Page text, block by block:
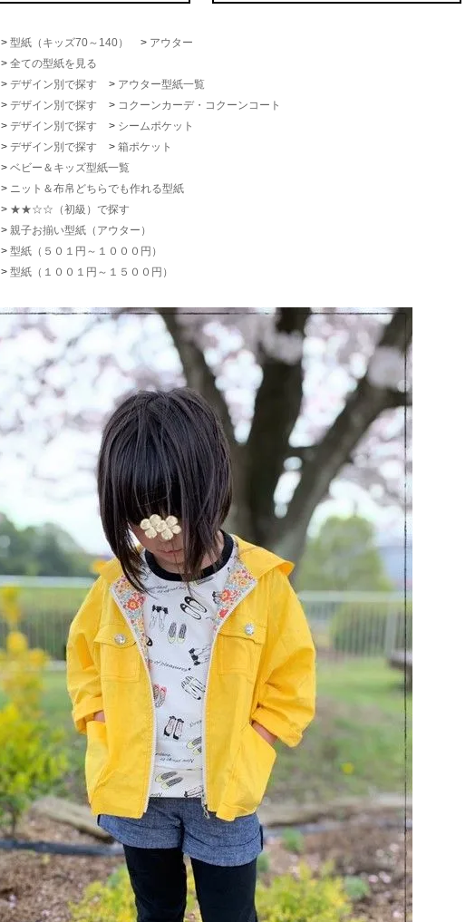
> 型紙（キッズ70～140） > アウター
> 全ての型紙を見る
> デザイン別で探す > アウター型紙一覧
> デザイン別で探す > コクーンカーデ・コクーンコート
> デザイン別で探す > シームポケット
> デザイン別で探す > 箱ポケット
> ベビー＆キッズ型紙一覧
> ニット＆布帛どちらでも作れる型紙
> ★★☆☆（初級）で探す
> 親子お揃い型紙（アウター）
> 型紙（５０１円～１０００円）
> 型紙（１００１円～１５００円）